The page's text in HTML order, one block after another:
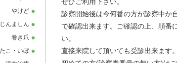
やけど
じんましん
巻き爪
こ・いぼ
診察開始後は今何番の方が診察中か
で確認出来ます。ご確認の上、順番
い。
直接来院して頂いても受診出来ます。